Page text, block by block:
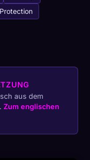
aus dem
Zum englischen